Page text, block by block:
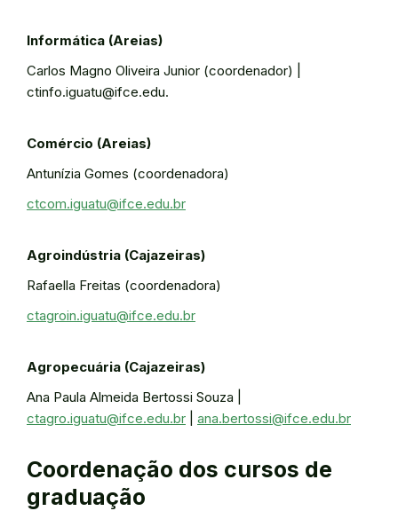
Informática (Areias)
Carlos Magno Oliveira Junior (coordenador) |
ctinfo.iguatu@ifce.edu.
Comércio (Areias)
Antunízia Gomes (coordenadora)
ctcom.iguatu@ifce.edu.br
Agroindústria (Cajazeiras)
Rafaella Freitas (coordenadora)
ctagroin.iguatu@ifce.edu.br
Agropecuária (Cajazeiras)
Ana Paula Almeida Bertossi Souza |
ctagro.iguatu@ifce.edu.br
ana.bertossi@ifce.edu.br
Coordenação dos cursos de
graduação